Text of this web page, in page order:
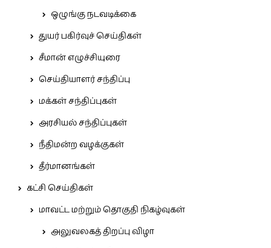
ஒழுங்கு நடவடிக்கை
துயர் பகிர்வுச் செய்திகள்
சீமான் எழுச்சியுரை
செய்தியாளர் சந்திப்பு
மக்கள் சந்திப்புகள்
அரசியல் சந்திப்புகள்
நீதிமன்ற வழக்குகள்
தீர்மானங்கள்
கட்சி செய்திகள்
மாவட்ட மற்றும் தொகுதி நிகழ்வுகள்
அலுவலகத் திறப்பு விழா